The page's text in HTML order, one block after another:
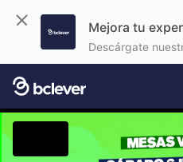
Mejora tu
Descárgate